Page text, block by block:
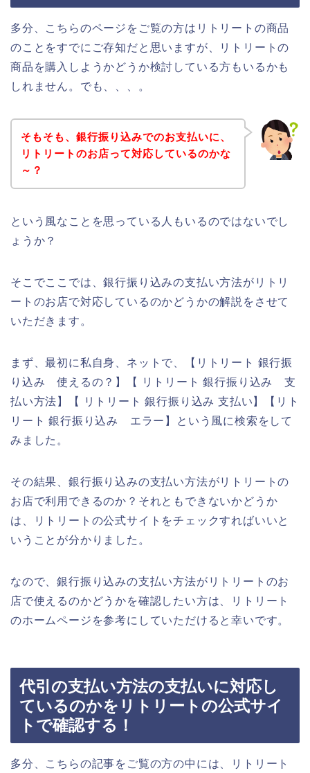
多分、こちらのページをご覧の方はリトリートの商品
のことをすでにご存知だと思いますが、リトリートの
商品を購入しようかどうか検討している方もいるかも
しれません。でも、、、。
そもそも、銀行振り込みでのお支払いに、
リトリートのお店って対応しているのかな
～？
という風なことを思っている人もいるのではないでし
ょうか？
そこでここでは、銀行振り込みの支払い方法がリトリ
ートのお店で対応しているのかどうかの解説をさせて
いただきます。
まず、最初に私自身、ネットで、【リトリート 銀行振
り込み 使えるの？】【 リトリート 銀行振り込み 支
払い方法】【 リトリート 銀行振り込み 支払い】【リト
リート 銀行振り込み エラー】という風に検索をして
みました。
その結果、銀行振り込みの支払い方法がリトリートの
お店で利用できるのか？それともできないかどうか
は、リトリートの公式サイトをチェックすればいいと
いうことが分かりました。
なので、銀行振り込みの支払い方法がリトリートのお
店で使えるのかどうかを確認したい方は、リトリート
のホームページを参考にしていただけると幸いです。
代引の支払い方法の支払いに対応し
ているのかをリトリートの公式サイ
トで確認する！
多分、こちらの記事をご覧の方の中には、リトリート